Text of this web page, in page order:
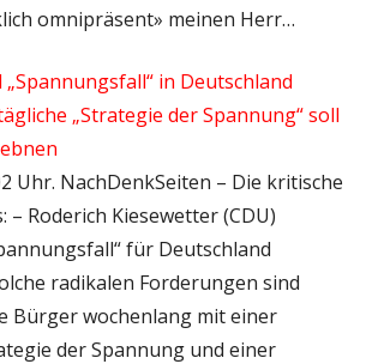
omnipräsent» meinen Herr…
in Deutschland
„Strategie der Spannung“ soll
Uhr. NachDenkSeiten – Die kritische
– Roderich Kiesewetter (CDU)
für Deutschland
radikalen Forderungen sind
Bürger wochenlang mit einer
der Spannung und einer